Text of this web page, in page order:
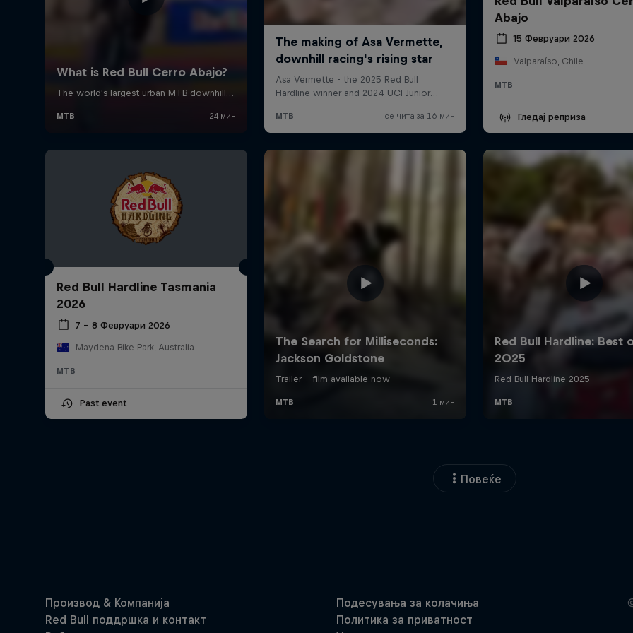
Abajo
15 Февруари 2026
Valparaíso, Chile
MTB
Гледај реприза
Red Bull Hardline Tasmania
2026
7 – 8 Февруари 2026
Maydena Bike Park, Australia
MTB
Past event
Повеќе